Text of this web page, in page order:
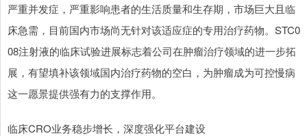
严重并发症，严重影响患者的生活质量和生存期，市场巨大且临
床急需，目前国内市场尚无针对该适应症的专用治疗药物。STC0
08注射液的临床试验进展标志着公司在肿瘤治疗领域的进一步拓
展，有望填补该领域国内治疗药物的空白，为肿瘤成为可控慢病
这一愿景提供强有力的支撑作用。
临床CRO业务稳步增长，深度强化平台建设